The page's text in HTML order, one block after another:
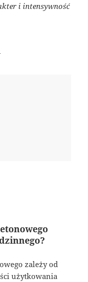
i intensywność
zależy od
użytkowania